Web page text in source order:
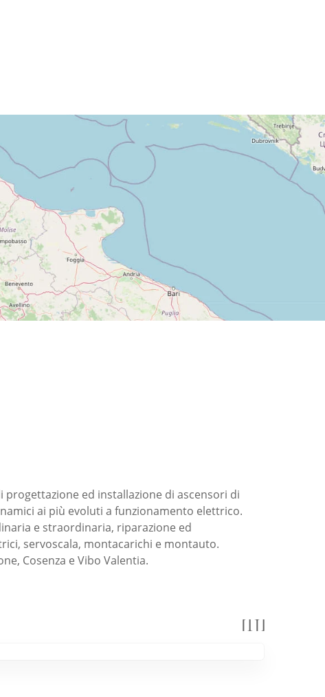
ed installazione di ascensori di
ai più evoluti a funzionamento elettrico.
e straordinaria, riparazione ed
servoscala, montacarichi e montauto.
Cosenza e Vibo Valentia.